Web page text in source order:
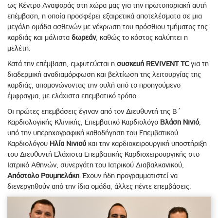
ως Κέντρο Αναφοράς στη χώρα μας για την πρωτοποριακή αυτή
επέμβαση, η οποία προσφέρει εξαιρετικά αποτελέσματα σε μια
μεγάλη ομάδα ασθενών με νέκρωση του πρόσθιου τμήματος της
καρδιάς και μάλιστα δωρεάν, καθώς το κόστος καλύπτει η
μελέτη.
Κατά την επέμβαση, εμφυτεύεται η συσκευή REVIVENT TCγια τη
διαδερμική αναδιαμόρφωση και βελτίωση της λειτουργίας της
καρδιάς, απομονώνοντας την ουλή από το προηγούμενο
έμφραγμα, με ελάχιστα επεμβατικό τρόπο.
Οι πρώτες επεμβάσεις έγιναν από τον Διευθυντή της Β΄
Καρδιολογικής Κλινικής, Επεμβατικό Καρδιολόγο Βλάση Νινιό,
υπό την υπερηχογραφική καθοδήγηση του Επεμβατικού
Καρδιολόγου Ηλία Νινιού και την καρδιοχειρουργική υποστήριξη
του Διευθυντή Ελάχιστα Επεμβατικής Καρδιοχειρουργικής στο
Ιατρικό Αθηνών, συνεργάτη του Ιατρικού Διαβαλκανικού,
Απόστολο Ρουμπελάκη. Έχουν ήδη προγραμματιστεί να
διενεργηθούν από την ίδια ομάδα, άλλες πέντε επεμβάσεις.